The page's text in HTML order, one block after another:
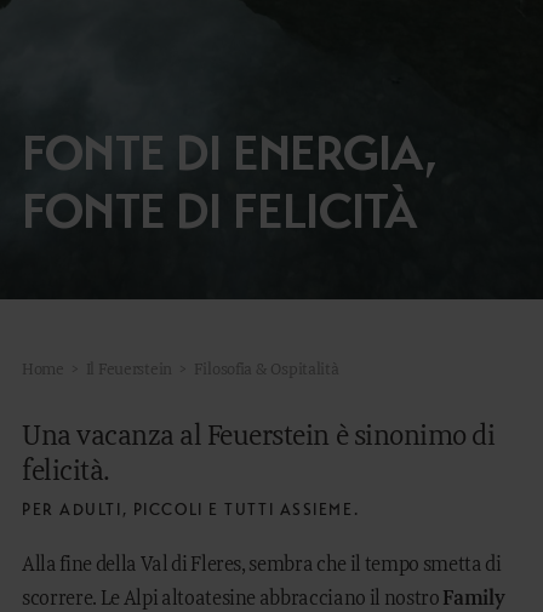
ARTE CULINARIA
MANEGGIO
FONTE DI ENERGIA,
FONTE DI FELICITÀ
Home > Il Feuerstein > Filosofia & Ospitalità
Una vacanza al Feuerstein è sinonimo di
felicità.
PER ADULTI, PICCOLI E TUTTI ASSIEME.
Alla fine della Val di Fleres, sembra che il tempo smetta di
scorrere. Le Alpi altoatesine abbracciano il nostro Family